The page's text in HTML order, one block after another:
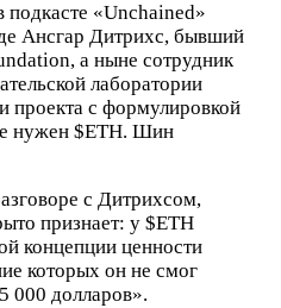
подкасте «Unchained»
Ансгар Дитрихс, бывший
а ныне сотрудник
лаборатории
проекта с формулировкой
нужен $ETH. Шин
с Дитрихсом,
признает: у $ETH
концепции ценности
которых он не смог
000 долларов».